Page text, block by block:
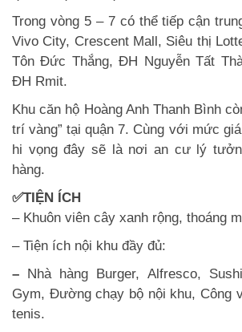
Trong vòng 5 – 7 có thể tiếp cận
Vivo City, Crescent Mall, Siêu thị
Tôn Đức Thắng, ĐH Nguyễn Tất
ĐH Rmit.
Khu căn hộ Hoàng Anh Thanh Bình
trí vàng” tại quận 7. Cùng với mức
hi vọng đây sẽ là nơi an cư lý
hàng.
✅TIỆN ÍCH
– Khuôn viên cây xanh rộng, thoáng
– Tiện ích nội khu đầy đủ:
– Nhà hàng Burger, Alfresco,
Gym, Đường chạy bộ nội khu, Công
tenis.